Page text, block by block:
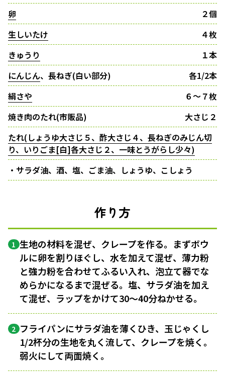
卵
２個
生しいたけ
４枚
きゅうり
１本
にんじん、長ねぎ(白い部分)
各1/2本
絹さや
６〜７枚
焼き肉のたれ(市販品)
大さじ２
たれ(しょうゆ大さじ５、酢大さじ４、長ねぎのみじん切
り、いりごま[白]各大さじ２、一味とうがらし少々)
・サラダ油、酒、塩、ごま油、しょうゆ、こしょう
作り方
1 生地の材料を混ぜ、クレープを作る。まずボウ
ルに卵を割りほぐし、水を加えて混ぜ、薄力粉
と強力粉を合わせてふるい入れ、泡立て器でな
めらかになるまで混ぜる。塩、サラダ油を加え
て混ぜ、ラップをかけて30〜40分ねかせる。
2 フライパンにサラダ油を薄くひき、玉じゃくし
1/2杯分の生地を丸く流して、クレープを焼く。
弱火にして両面焼く。